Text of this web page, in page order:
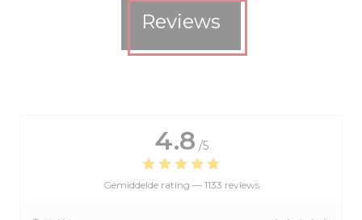
Reviews
4.8 /5
Gemiddelde rating — 1133 reviews